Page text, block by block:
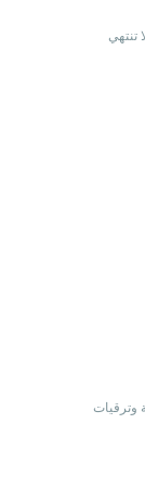
تنتهي
وترقيات